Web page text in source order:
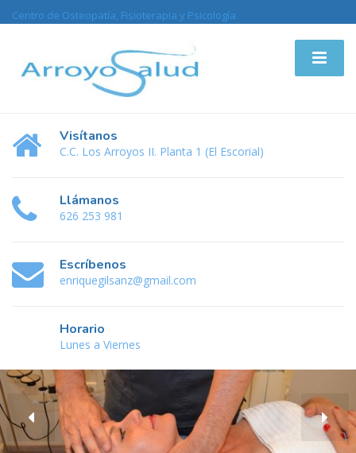
Centro de Osteopatía, Fisioterapia y Psicología
Visítanos
C.C. Los Arroyos II. Planta 1 (El Escorial)
Llámanos
626 253 981
Escríbenos
enriquegilsanz@gmail.com
Horario
Lunes a Viernes